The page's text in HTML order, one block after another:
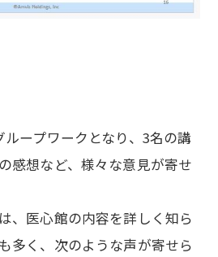
ープワークとなり、3名の講
感想など、様々な意見が寄せ
、医心館の内容を詳しく知ら
多く、次のような声が寄せら